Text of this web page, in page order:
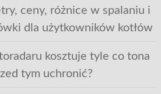
ceny, różnice w spalaniu i
dla użytkowników kotłów
kosztuje tyle co tona
tym uchronić?